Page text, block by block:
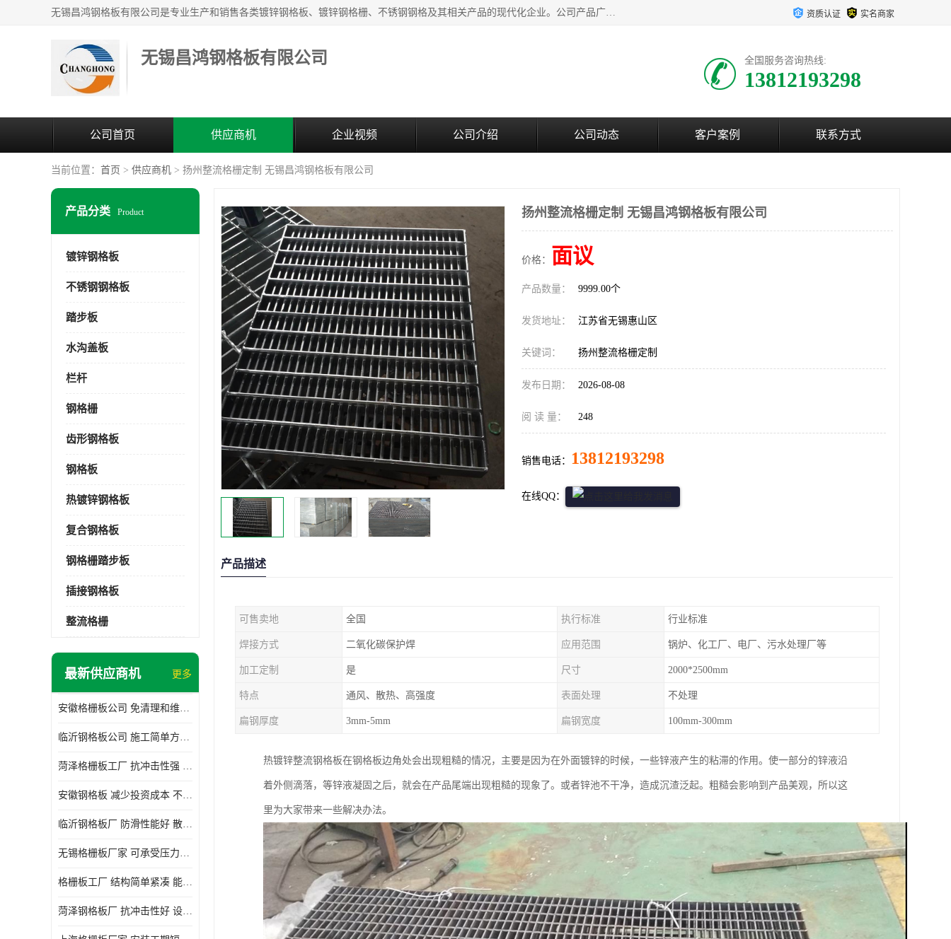
无锡昌鸿钢格板有限公司是专业生产和销售各类镀锌钢格板、镀锌钢格栅、不锈钢钢格及其相关产品的现代化企业。公司产品广泛运用于石油、化工、港口、电力、运输、造纸、医药、钢铁、食品、市政、房地产、制造业等各个领域。 资质认证 实名商家
无锡昌鸿钢格板有限公司 全国服务咨询热线:
13812193298
公司首页 供应商机 企业视频 公司介绍 公司动态 客户案例 联系方式
当前位置： 首页 > 供应商机 > 扬州整流格栅定制 无锡昌鸿钢格板有限公司
产品分类 Product
镀锌钢格板
不锈钢钢格板
踏步板
水沟盖板
栏杆
钢格栅
齿形钢格板
钢格板
热镀锌钢格板
复合钢格板
钢格栅踏步板
插接钢格板
整流格栅
最新供应商机 更多
安徽格栅板公司 免清理和维护 安装需要人工少
临沂钢格板公司 施工简单方便 通风好 减少风阻
菏泽格栅板工厂 抗冲击性强 安装需要人工少
安徽钢格板 减少投资成本 不用清洗和维护
临沂钢格板厂 防滑性能好 散热防爆效果好
无锡格栅板厂家 可承受压力强 安装需要人工少
格栅板工厂 结构简单紧凑 能减少风力破坏
菏泽钢格板厂 抗冲击性好 设计规范 通风透光
扬州整流格栅定制 无锡昌鸿钢格板有限公司
价格： 面议
产品数量： 9999.00个
发货地址： 江苏省无锡惠山区
关键词： 扬州整流格栅定制
发布日期： 2026-08-08
阅 读 量： 248
销售电话： 13812193298
在线QQ：
产品描述
可售卖地 全国 执行标准 行业标准
焊接方式 二氧化碳保护焊 应用范围 锅炉、化工厂、电厂、污水处理厂等
加工定制 是 尺寸 2000*2500mm
特点 通风、散热、高强度 表面处理 不处理
扁钢厚度 3mm-5mm 扁钢宽度 100mm-300mm
热镀锌整流钢格板在钢格板边角处会出现粗糙的情况，主要是因为在外面镀锌的时候，一些锌液产生的粘滞的作用。使一部分的锌液沿
着外侧滴落，等锌液凝固之后，就会在产品尾端出现粗糙的现象了。或者锌池不干净，造成沉渣泛起。粗糙会影响到产品美观，所以这
里为大家带来一些解决办法。